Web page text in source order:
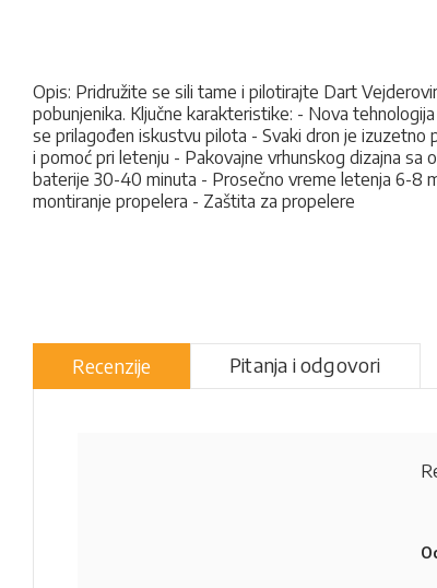
Opis: Pridružite se sili tame i pilotirajte Dart
pobunjenika. Ključne karakteristike: - Nova
se prilagođen iskustvu pilota - Svaki dron je izuzetno
i pomoć pri letenju - Pakovajne vrhunskog dizajna
baterije 30-40 minuta - Prosečno vreme letenja 6-8
montiranje propelera - Zaštita za propelere
Recenzije Pitanja i odgovori